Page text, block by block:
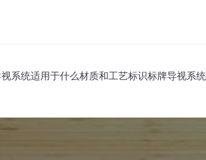
系统适用于什么材质和工艺标识标牌导视系